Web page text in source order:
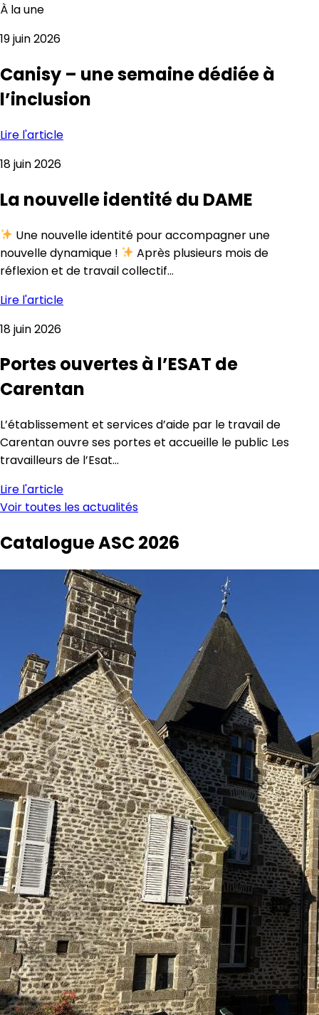
À la une
19 juin 2026
Canisy – une semaine dédiée à
l’inclusion
Lire l'article
18 juin 2026
La nouvelle identité du DAME
Une nouvelle identité pour accompagner une
nouvelle dynamique !
Après plusieurs mois de
réflexion et de travail collectif…
Lire l'article
18 juin 2026
Portes ouvertes à l’ESAT de
Carentan
L’établissement et services d’aide par le travail de
Carentan ouvre ses portes et accueille le public Les
travailleurs de l’Esat…
Lire l'article
Voir toutes les actualités
Catalogue ASC2026